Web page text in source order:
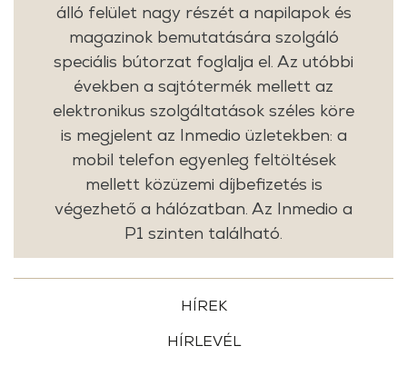
álló felület nagy részét a napilapok és
magazinok bemutatására szolgáló
speciális bútorzat foglalja el. Az utóbbi
években a sajtótermék mellett az
elektronikus szolgáltatások széles köre
is megjelent az Inmedio üzletekben: a
mobil telefon egyenleg feltöltések
mellett közüzemi díjbefizetés is
végezhető a hálózatban. Az Inmedio a
P1 szinten található.
HÍREK
HÍRLEVÉL